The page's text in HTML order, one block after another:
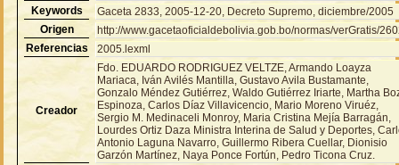
Keywords
Gaceta 2833, 2005-12-20, Decreto Supremo, diciembre/2005
Origen
http://www.gacetaoficialdebolivia.gob.bo/normas/verGratis/
Referencias
2005.lexml
Creador
Fdo. EDUARDO RODRIGUEZ VELTZE, Armando Loayza
Mariaca, Iván Avilés Mantilla, Gustavo Avila Bustamante,
Gonzalo Méndez Gutiérrez, Waldo Gutiérrez Iriarte, Martha
Espinoza, Carlos Díaz Villavicencio, Mario Moreno Viruéz,
Sergio M. Medinaceli Monroy, Maria Cristina Mejía Barragán,
Lourdes Ortiz Daza Ministra Interina de Salud y Deportes,
Antonio Laguna Navarro, Guillermo Ribera Cuellar, Dionisio
Garzón Martínez, Naya Ponce Fortún, Pedro Ticona Cruz.